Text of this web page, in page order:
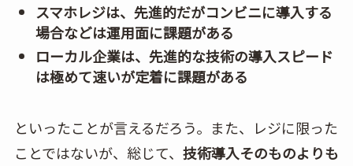
スマホレジは、先進的だがコンビニに導入する
場合などは運用面に課題がある
ローカル企業は、先進的な技術の導入スピード
は極めて速いが定着に課題がある
といったことが言えるだろう。また、レジに限った
ことではないが、総じて、 技術導入そのものよりも